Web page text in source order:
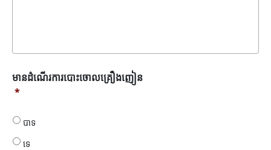
មាន
ដំណើរ
*
មានដំណើរការបោះចោលគ្រឿងញៀន
*
បាទ
ទេ